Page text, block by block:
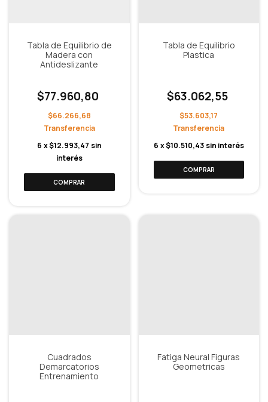
Tabla de Equilibrio de
Madera con
Antideslizante
$77.960,80
$66.266,68
6 x$12.993,47 sin
interés
Tabla de Equilibrio
Plastica
$63.062,55
$53.603,17
6 x$10.510,43 sin interés
Cuadrados
Demarcatorios
Entrenamiento
Fatiga Neural Figuras
Geometricas